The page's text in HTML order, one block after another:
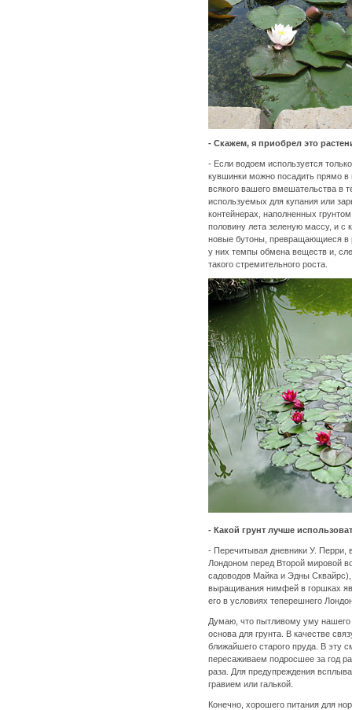
- Скажем, я приобрел это
- Если водоем используется
кувшинки можно посадить прямо в
всякого вашего вмешательства в
используемых для купания или
контейнерах, наполненных
половину лета зеленую массу, и с
новые бутоны, превращающиеся в
у них темпы обмена веществ и,
такого стремительного роста.
- Какой грунт лучше
- Перечитывая дневники У. Перри,
Лондоном перед Второй мировой
садоводов Майка и Эдны
выращивания нимфей в горшках
его в условиях теперешнего
Думаю, что пытливому уму нашего
основа для грунта. В качестве
ближайшего старого пруда. В эту
пересаживаем подросшее за год
раза. Для предупреждения
гравием или галькой.
Конечно, хорошего питания для